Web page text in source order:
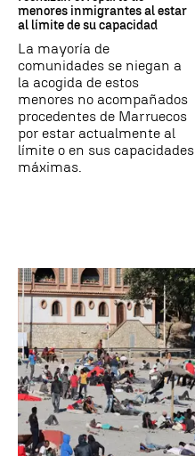
menores inmigrantes al estar
al límite de su capacidad
La mayoría de
comunidades se niegan a
la acogida de estos
menores no acompañados
procedentes de Marruecos
por estar actualmente al
límite o en sus capacidades
máximas.